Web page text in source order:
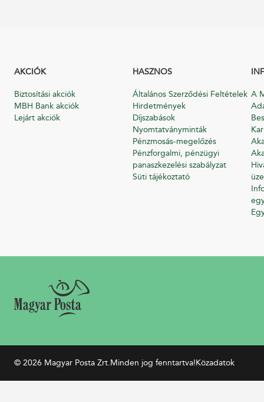
AKCIÓK
Biztosítási akciók
MBH Bank akciók
Lejárt akciók
HASZNOS
Általános Szerződési Feltételek
Hirdetmények
Díjszabások
Nyomtatványminták
Pénzmosás-megelőzés
Pénzforgalmi, pénzügyi
panaszkezelési szabályzat
Süti tájékoztató
A
© 2026 Magyar Posta Zrt.Minden jog fenntartva!Közadatok